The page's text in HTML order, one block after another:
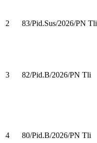
2 83/Pid.Sus/2026/PN Tli
3 82/Pid.B/2026/PN Tli
4 80/Pid.B/2026/PN Tli